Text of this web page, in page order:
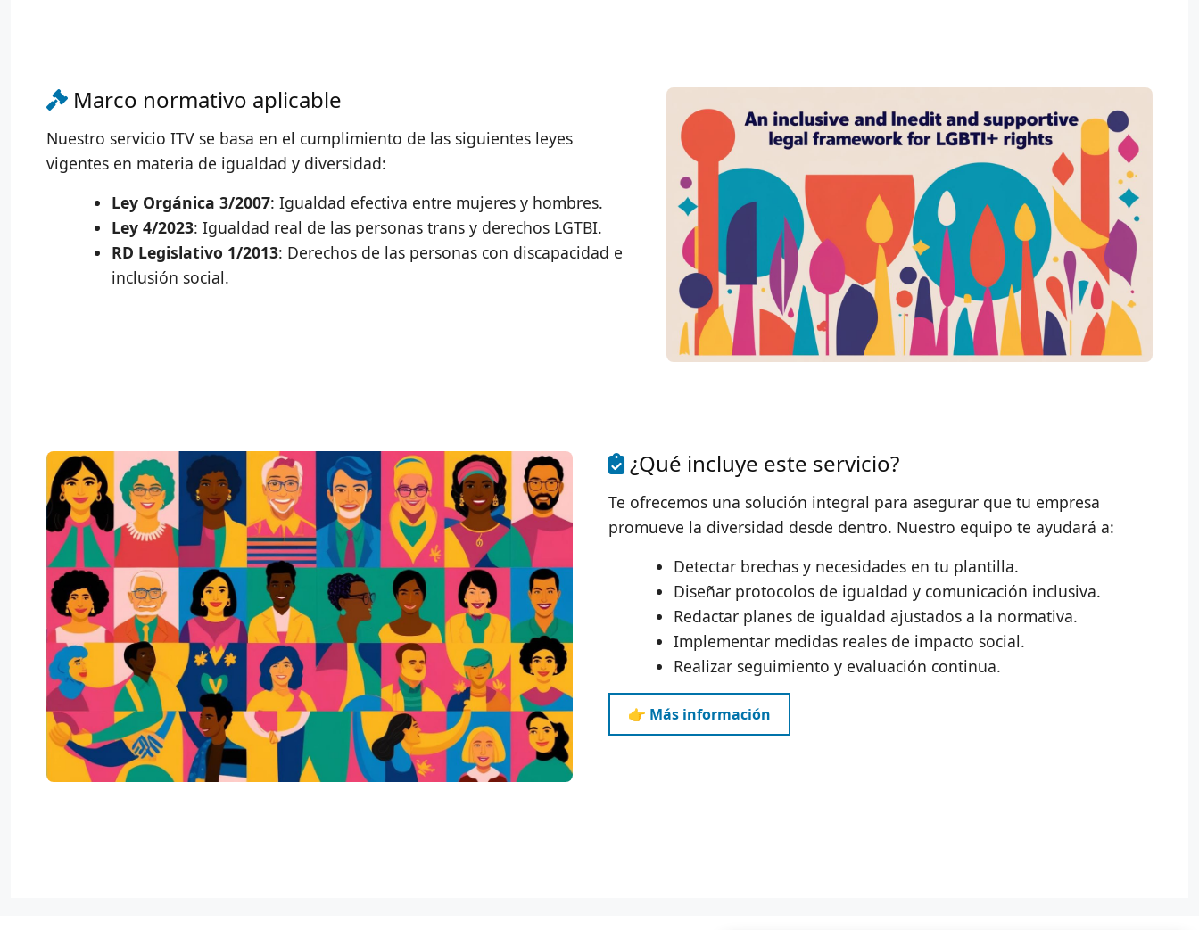
Marco normativo aplicable
Nuestro servicio ITV se basa en el cumplimiento de las siguientes leyes
vigentes en materia de igualdad y diversidad:
Ley Orgánica 3/2007: Igualdad efectiva entre mujeres y hombres.
Ley 4/2023: Igualdad real de las personas trans y derechos LGTBI.
RD Legislativo 1/2013: Derechos de las personas con discapacidad e
inclusión social.
¿Qué incluye este servicio?
Te ofrecemos una solución integral para asegurar que tu empresa
promueve la diversidad desde dentro. Nuestro equipo te ayudará a:
Detectar brechas y necesidades en tu plantilla.
Diseñar protocolos de igualdad y comunicación inclusiva.
Redactar planes de igualdad ajustados a la normativa.
Implementar medidas reales de impacto social.
Realizar seguimiento y evaluación continua.
👉 Más información